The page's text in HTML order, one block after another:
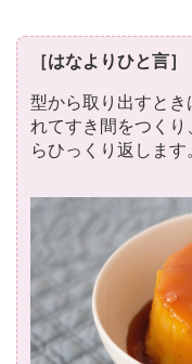
［はなよりひと言］
型から取り出すとき
れてすき間をつく
らひっくり返します